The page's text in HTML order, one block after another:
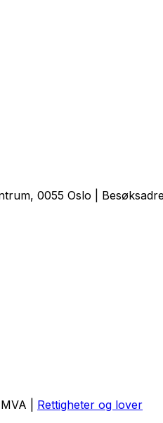
0055 Oslo |
| Rettigheter og lover